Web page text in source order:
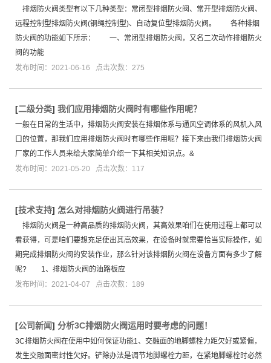
排烟防火阀类型有以下几种类型：常闭型排烟防火阀、常开型排烟防火阀、
远程控制型排烟防火阀(钢绳控制型)、自动复位型排烟防火阀。 各种排烟
防火阀的功能如下所示： 一、常闭型排烟防火阀，又名二次动作排烟防火
阀的功能
发布时间：2021-06-16 点击次数：275
[二级分类] 我们应用排烟防火阀时有哪些作用呢？
一般在日常的生活中，排烟防火阀安装在排烟体系与通风空调体系的风机入风
口的位置，那我们应用排烟防火阀时有哪些作用呢？接下来由我们排烟防火阀
厂家的工作人员来给大家简单介绍一下其相关知识点。&
发布时间：2021-05-20 点击次数：117
[技术支持] 怎么对排烟防火阀进行吊装？
排烟防火阀是一种高品质的排烟防火阀，其高效果咱们在使用过程上都可以
看获得，可是咱们要想充足使出其高效果，在设备时就需要恰当实际操作，如
期完成排烟防火阀的安装作业，那么针对该排烟防火阀在设备方面有多少了解
呢? 1、排烟防火阀的油路板应
发布时间：2021-04-07 点击次数：189
[公司新闻] 分析3C排烟防火阀运用时要考虑的问题！
3C排烟防火阀在使用中如何保证功能1、交融面的地脚螺栓力距欠好或紧偏，
发生交融面密封性欠好。铲除办法是调节地脚螺栓力距，在紧地脚螺栓时必然